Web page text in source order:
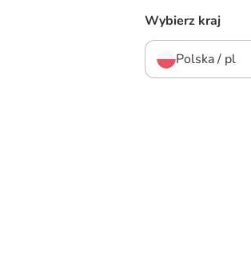
Wybierz kraj
Polska / pl